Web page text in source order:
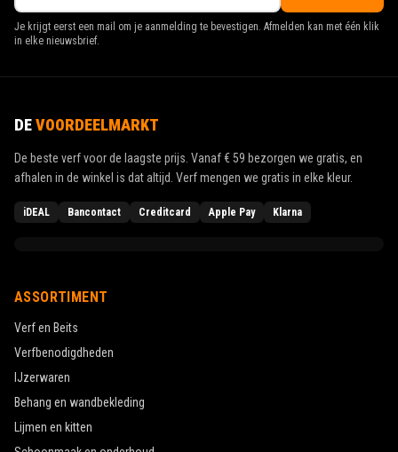
Je krijgt eerst een mail om je aanmelding te bevestigen. Afmelden kan met één klik
in elke nieuwsbrief.
DEVOORDEELMARKT
De beste verf voor de laagste prijs. Vanaf€ 59 bezorgen we gratis, en
afhalen in de winkel is dat altijd. Verf mengen we gratis in elke kleur.
iDEAL Bancontact Creditcard Apple Pay Klarna
ASSORTIMENT
Verf en Beits
Verfbenodigdheden
IJzerwaren
Behang en wandbekleding
Lijmen en kitten